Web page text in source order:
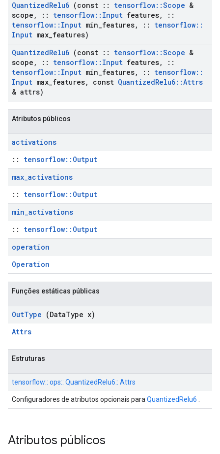
QuantizedRelu6 (const :: tensorflow::Scope &
scope , :: tensorflow:: Input features,
::
tensorflow:: Input min features, :: tensorflow::
Input max features)
QuantizedRelu6 (const :: tensorflow::Scope &
scope , :: tensorflow:: Input features,
::
tensorflow:: Input min features, :: tensorflow::
Input max features, const QuantizedRelu6::Attrs
& attrs)
Atributos públicos
activations
:: tensorflow::Output
max_activations
:: tensorflow::Output
min_activations
:: tensorflow::Output
operation
Operation
Funções estáticas públicas
OutType (DataType x)
Attrs
Estruturas
tensorflow:: ops:: QuantizedRelu6:: Attrs
Configuradores de atributos opcionais para QuantizedRelu6
Atributos públicos